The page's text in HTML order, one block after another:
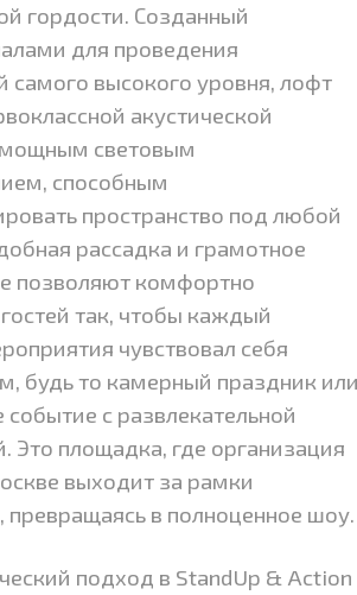
гордости. Созданный
для проведения
самого высокого уровня, лофт
акустической
световым
способным
пространство под любой
рассадка и грамотное
позволяют комфортно
так, чтобы каждый
чувствовал себя
будь то камерный праздник
с развлекательной
Это площадка, где организация
выходит за рамки
превращаясь в полноценное шоу.
подход в StandUp & Action